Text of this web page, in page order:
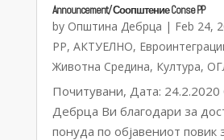
Announcement/ Соопштение Conse PP
by Општина Дебрца | Feb 24,
PP, АКТУЕЛНО,
Животна Средина, Култура,
Почитувани, Дата:
Дебрца Ви благодари за
понуда по објавениот повик